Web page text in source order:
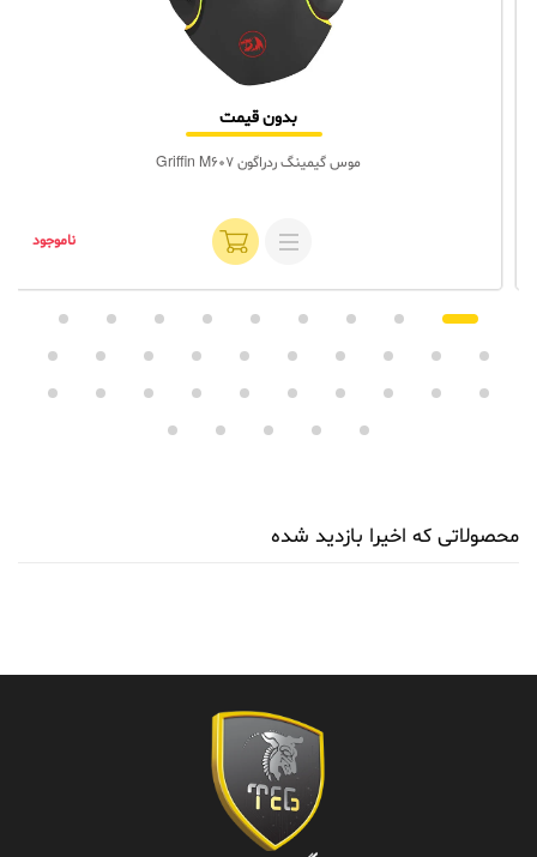
بدون قیمت
موس گیمینگ ردراگون Griffin M607
ناموجود
محصولاتی که اخیرا بازدید شده